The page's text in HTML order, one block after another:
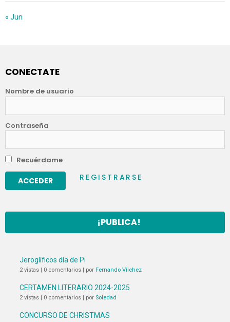
« Jun
CONECTATE
Nombre de usuario
Contraseña
Recuérdame
REGISTRARSE
¡PUBLICA!
Jeroglíficos día de Pi
2 vistas 0 comentarios por Fernando Vílchez
CERTAMEN LITERARIO 2024-2025
2 vistas 0 comentarios por Soledad
CONCURSO DE CHRISTMAS